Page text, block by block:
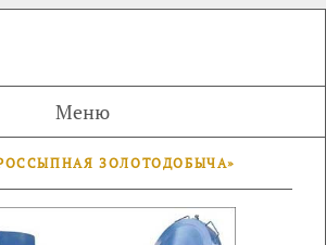
Меню
ЗОЛОТОДОБЫЧА»